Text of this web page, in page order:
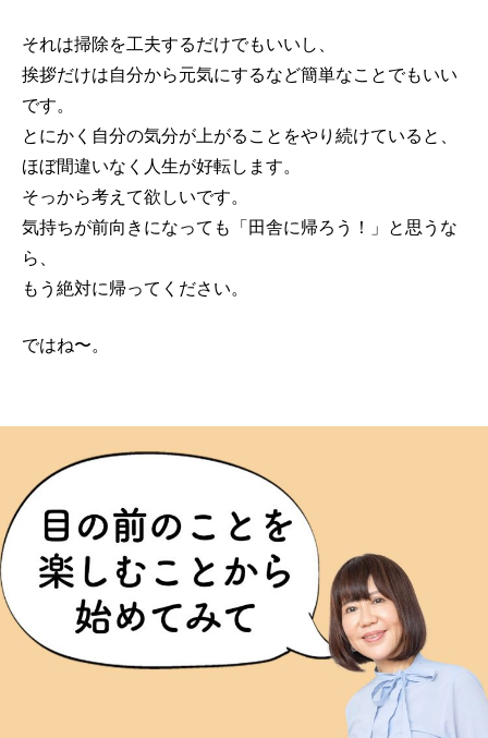
それは掃除を工夫するだけでもいいし、
挨拶だけは自分から元気にするなど簡単なことでもいい
です。
とにかく自分の気分が上がることをやり続けていると、
ほぼ間違いなく人生が好転します。
そっから考えて欲しいです。
気持ちが前向きになっても「田舎に帰ろう！」と思うな
ら、
もう絶対に帰ってください。
ではね〜。